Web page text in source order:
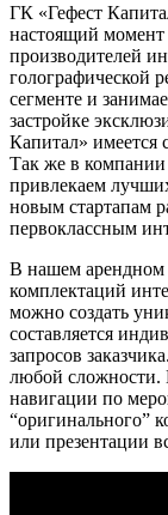
ГК «Гефест
настоящий момент
производителей
голографической
сегменте и
застройке
Капитал» имеется
Так же в компании
привлекаем
новым стартапам
первоклассным
В нашем арендном
комплектаций
можно создать
составляется
запросов
любой сложности.
навигации по
“оригинального”
или презентации